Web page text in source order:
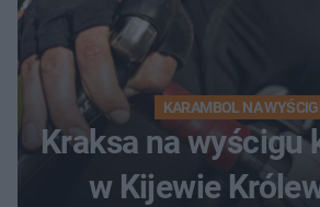
KARAMBOL NA
Kraksa na wyścigu
w Kijewie